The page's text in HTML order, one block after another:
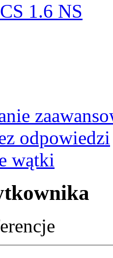
1.6 NS
odpowiedzi
wątki